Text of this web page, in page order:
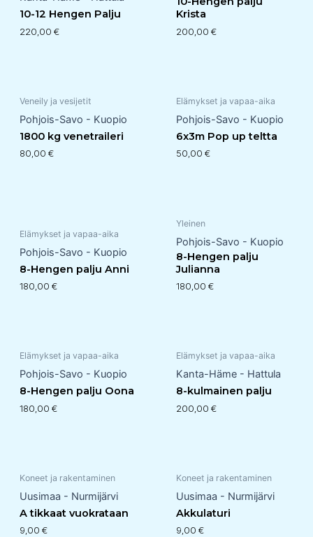
10-12 Hengen Palju
220,00 €
Krista
200,00 €
Veneily ja vesijetit
Pohjois-Savo - Kuopio
1800 kg venetraileri
80,00 €
Elämykset ja vapaa-aika
Pohjois-Savo - Kuopio
6x3m Pop up teltta
50,00 €
Elämykset ja vapaa-aika
Pohjois-Savo - Kuopio
8-Hengen palju Anni
180,00 €
Yleinen
Pohjois-Savo - Kuopio
8-Hengen palju
Julianna
180,00 €
Elämykset ja vapaa-aika
Pohjois-Savo - Kuopio
8-Hengen palju Oona
180,00 €
Elämykset ja vapaa-aika
Kanta-Häme - Hattula
8-kulmainen palju
200,00 €
Koneet ja rakentaminen
Uusimaa - Nurmijärvi
A tikkaat vuokrataan
9,00 €
Koneet ja rakentaminen
Uusimaa - Nurmijärvi
Akkulaturi
9,00 €